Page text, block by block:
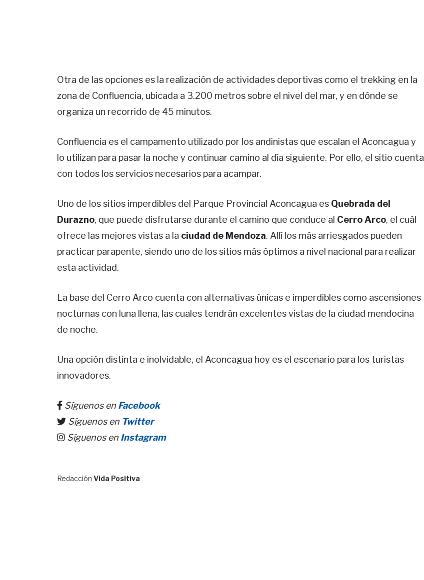
Otra de las opciones es la realización de actividades deportivas como el trekking en la
zona de Confluencia, ubicada a 3.200 metros sobre el nivel del mar, y en dónde se
organiza un recorrido de 45 minutos.
Confluencia es el campamento utilizado por los andinistas que escalan el Aconcagua y
lo utilizan para pasar la noche y continuar camino al día siguiente. Por ello, el sitio cuenta
con todos los servicios necesarios para acampar.
Uno de los sitios imperdibles del Parque Provincial Aconcagua es Quebrada del
Durazno, que puede disfrutarse durante el camino que conduce al Cerro Arco, el cuál
ofrece las mejores vistas a la ciudad de Mendoza. Allí los más arriesgados pueden
practicar parapente, siendo uno de los sitios más óptimos a nivel nacional para realizar
esta actividad.
La base del Cerro Arco cuenta con alternativas únicas e imperdibles como ascensiones
nocturnas con luna llena, las cuales tendrán excelentes vistas de la ciudad mendocina
de noche.
Una opción distinta e inolvidable, el Aconcagua hoy es el escenario para los turistas
innovadores.
Síguenos en Facebook
Síguenos en Twitter
Síguenos en Instagram
Redacción Vida Positiva